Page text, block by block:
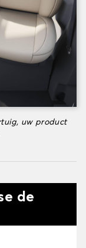
uw product
de